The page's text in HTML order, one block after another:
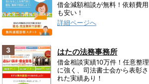
借金減額相談が無料！依頼費用
も安い！
詳細ページへ
3 はたの法務事務所
借金相談実績10万件！任意整理
に強く、司法書士会から表彰さ
れた実績あり！